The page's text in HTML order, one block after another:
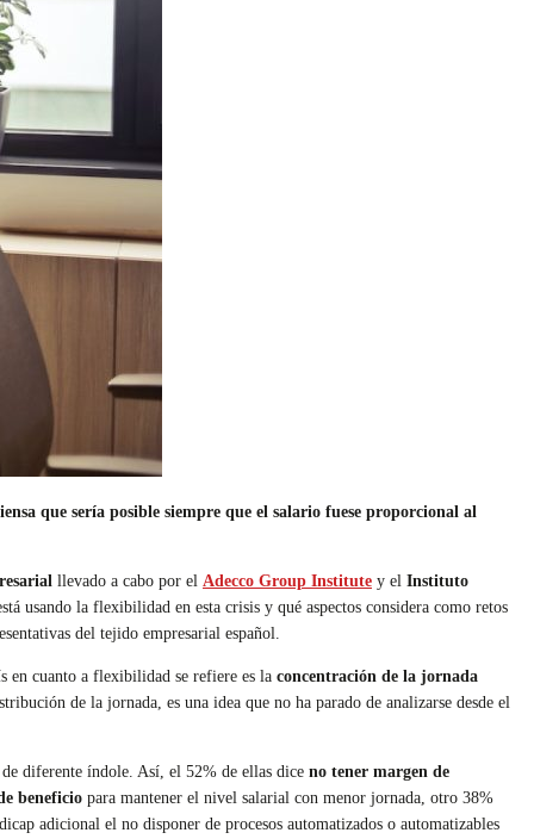
que sería posible siempre que el salario fuese proporcional al
llevado a cabo por el Adecco Group Institute y el Instituto
usando la flexibilidad en esta crisis y qué aspectos considera como retos
del tejido empresarial español.
en cuanto a flexibilidad se refiere es la concentración de la jornada
de la jornada, es una idea que no ha parado de analizarse desde el
diferente índole. Así, el 52% de ellas dice no tener margen de
beneficio para mantener el nivel salarial con menor jornada, otro 38%
adicional el no disponer de procesos automatizados o automatizables